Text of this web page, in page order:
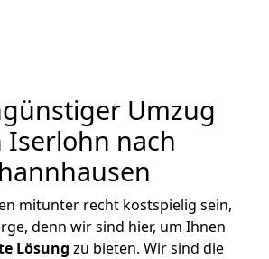
Umzug
Iserlohn nach
mitunter recht kostspielig sein,
denn wir sind hier, um Ihnen
Lösung zu bieten. Wir sind die